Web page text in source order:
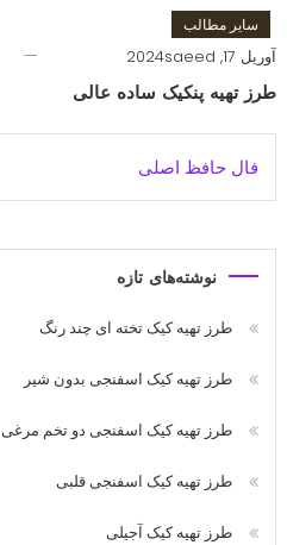
سایر مطالب
آوریل 17, 2024 saeed
طرز تهیه پنکیک ساده عالی
فال حافظ اصلی
نوشته‌های تازه
طرز تهیه کیک تخته ای چند رنگ
طرز تهیه کیک اسفنجی بدون شیر
طرز تهیه کیک اسفنجی دو تخم مرغی
طرز تهیه کیک اسفنجی قلبی
طرز تهیه کیک آجیلی